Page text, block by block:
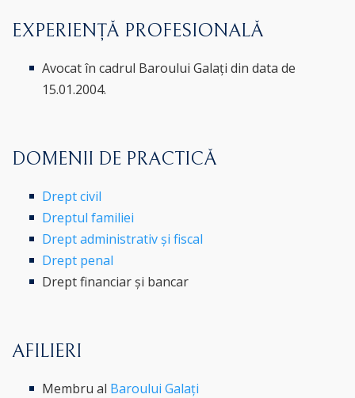
EXPERIENȚĂ PROFESIONALĂ
Avocat în cadrul Baroului Galați din data de
15.01.2004.
DOMENII DE PRACTICĂ
Drept civil
Dreptul familiei
Drept administrativ și fiscal
Drept penal
Drept financiar și bancar
AFILIERI
Membru al Baroului Galați